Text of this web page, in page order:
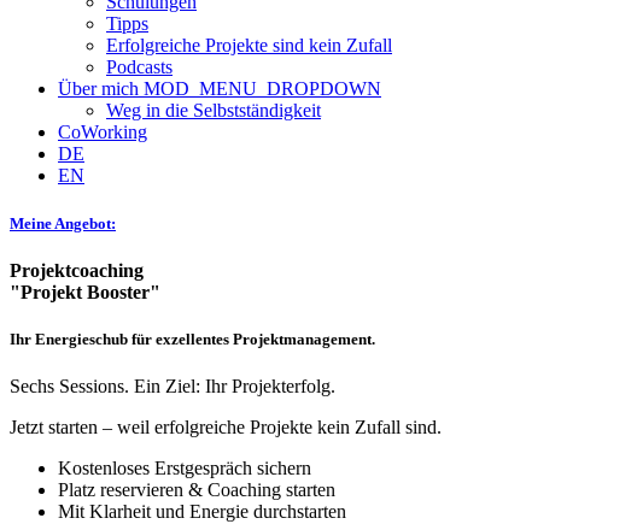
Tipps
Erfolgreiche Projekte sind kein Zufall
Podcasts
Über mich MOD_MENU_DROPDOWN
Weg in die Selbstständigkeit
CoWorking
DE
EN
Meine Angebot:
Projektcoaching
"Projekt Booster"
Ihr Energieschub für exzellentes Projektmanagement.
Sechs Sessions. Ein Ziel: Ihr Projekterfolg.
Jetzt starten – weil erfolgreiche Projekte kein Zufall sind.
Kostenloses Erstgespräch sichern
Platz reservieren & Coaching starten
Mit Klarheit und Energie durchstarten